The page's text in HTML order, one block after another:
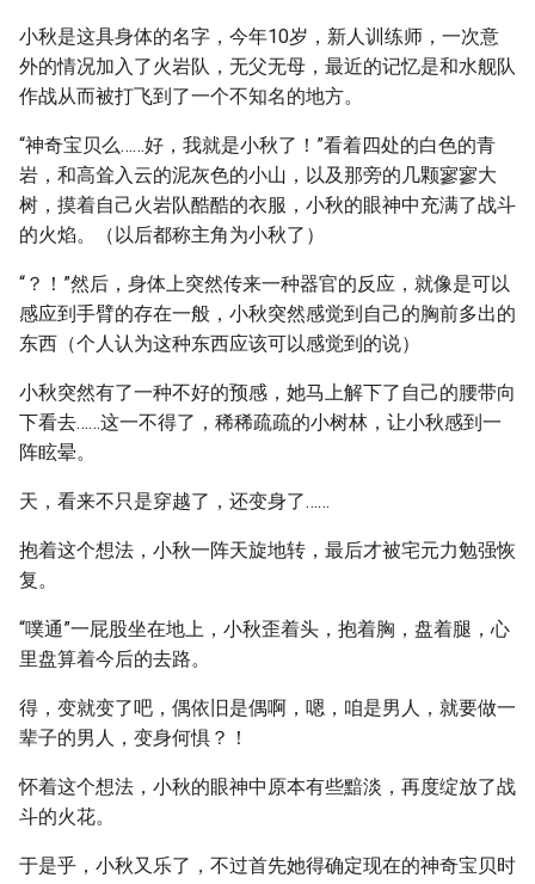
小秋是这具身体的名字，今年10岁，新人训练师，一次意
外的情况加入了火岩队，无父无母，最近的记忆是和水舰队
作战从而被打飞到了一个不知名的地方。
“神奇宝贝么……好，我就是小秋了！”看着四处的白色的青
岩，和高耸入云的泥灰色的小山，以及那旁的几颗寥寥大
树，摸着自己火岩队酷酷的衣服，小秋的眼神中充满了战斗
的火焰。（以后都称主角为小秋了）
“？！”然后，身体上突然传来一种器官的反应，就像是可以
感应到手臂的存在一般，小秋突然感觉到自己的胸前多出的
东西（个人认为这种东西应该可以感觉到的说）
小秋突然有了一种不好的预感，她马上解下了自己的腰带向
下看去……这一不得了，稀稀疏疏的小树林，让小秋感到一
阵眩晕。
天，看来不只是穿越了，还变身了……
抱着这个想法，小秋一阵天旋地转，最后才被宅元力勉强恢
复。
“噗通”一屁股坐在地上，小秋歪着头，抱着胸，盘着腿，心
里盘算着今后的去路。
得，变就变了吧，偶依旧是偶啊，嗯，咱是男人，就要做一
辈子的男人，变身何惧？！
怀着这个想法，小秋的眼神中原本有些黯淡，再度绽放了战
斗的火花。
于是乎，小秋又乐了，不过首先她得确定现在的神奇宝贝时